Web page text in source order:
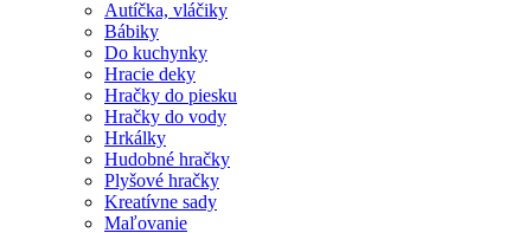
Autíčka, vláčiky
Bábiky
Do kuchynky
Hracie deky
Hračky do piesku
Hračky do vody
Hrkálky
Hudobné hračky
Plyšové hračky
Kreatívne sady
Maľovanie